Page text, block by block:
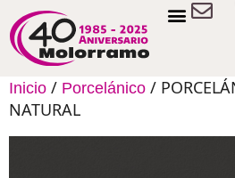
Inicio / Porcelánico /
NATURAL